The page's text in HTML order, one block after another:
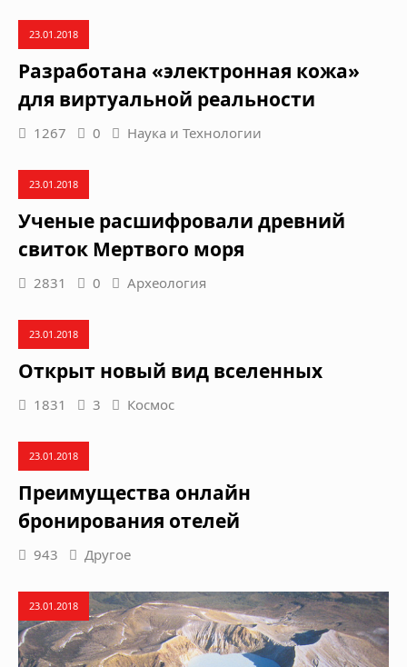
23.01.2018
Разработана «электронная кожа»
для виртуальной реальности
1267 0 Наука и Технологии
23.01.2018
Ученые расшифровали древний
свиток Мертвого моря
2831 0 Археология
23.01.2018
Открыт новый вид вселенных
1831 3 Космос
23.01.2018
Преимущества онлайн
бронирования отелей
943 Другое
23.01.2018